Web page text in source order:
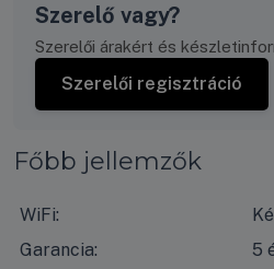
Szerelő vagy?
Szerelői árakért és
Szerelői regisztráció
Főbb jellemzők
WiFi:
Garancia:
5